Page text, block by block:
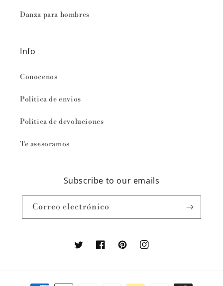
Danza para hombres
Info
Conocenos
Politica de envios
Politica de devoluciones
Te asesoramos
Subscribe to our emails
Correo electrónico
TwitterFacebookPinterestInstagram